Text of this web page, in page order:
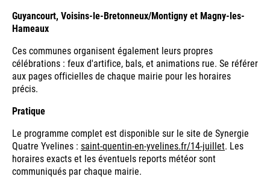
Guyancourt, Voisins-le-Bretonneux/Montigny et Magny-les-
Hameaux
Ces communes organisent également leurs propres
célébrations : feux d'artifice, bals, et animations rue. Se référer
aux pages officielles de chaque mairie pour les horaires
précis.
Pratique
Le programme complet est disponible sur le site de Synergie
Quatre Yvelines : saint-quentin-en-yvelines.fr/14-juillet. Les
horaires exacts et les éventuels reports météor sont
communiqués par chaque mairie.